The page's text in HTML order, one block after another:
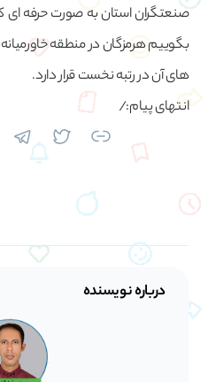
صنعتگران استان به صورت حرفه ای
بگوییم هرمزگان در منطقه
های آن در رتبه نخست قرار دارد.
انتهای پیام:/
درباره نویسنده